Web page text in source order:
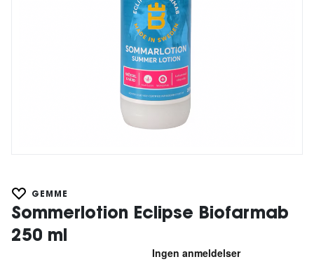
GEMME
Sommerlotion Eclipse Biofarmab
250 ml